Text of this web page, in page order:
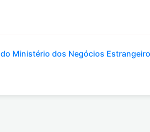
Ministério dos Negócios